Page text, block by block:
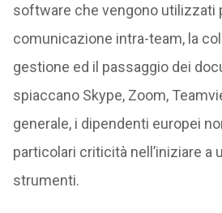
software che vengono utilizzati
comunicazione intra-team, la
gestione ed il passaggio dei
spiaccano Skype, Zoom,
generale, i dipendenti europei
particolari criticità nell’iniziare a
strumenti.